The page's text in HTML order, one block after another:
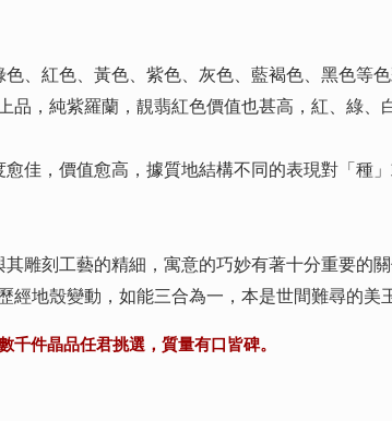
紅色、黃色、紫色、灰色、藍褐色、黑色等
，純紫羅蘭，靚翡紅色價值也甚高，紅、綠、
，價值愈高，據質地結構不同的表現對「種
刻工藝的精細，寓意的巧妙有著十分重要的
地殼變動，如能三合為一，本是世間難尋的美
千件晶品任君挑選，質量有口皆碑。